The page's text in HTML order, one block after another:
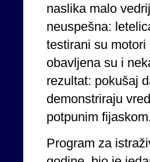
naslika malo
neuspešna:
testirani su
obavljena su i
rezultat: pokušaj
demonstriraju
potpunim
Program za